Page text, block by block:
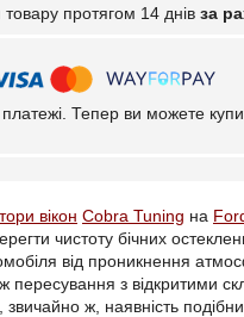
протягом 14 днів за
платежі. Тепер ви можете
вікон Cobra Tuning на
чистоту бічних
від проникнення
з відкритими
ж, наявність